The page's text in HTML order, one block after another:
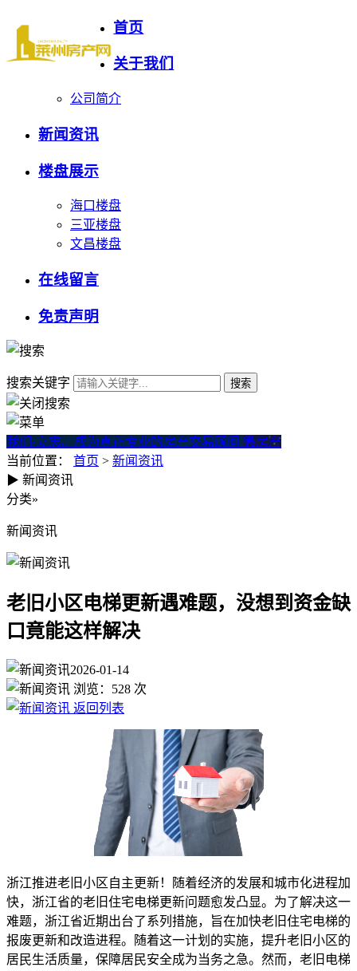
首页
关于我们
公司简介
新闻资讯
楼盘展示
海口楼盘
三亚楼盘
文昌楼盘
在线留言
免责声明
搜索关键字
我们·立志。成为真正专业的房产交易顾问 微房产
当前位置： 首页 > 新闻资讯
老旧小区电梯更新遇难题，没
▶ 新闻资讯
分类»
新闻资讯
老旧小区电梯更新遇难题，没想到资金缺
口竟能这样解决
2026-01-14
浏览： 528 次
返回列表
浙江推进老旧小区自主更新！随着经济的发展和城市化进程加
快，浙江省的老旧住宅电梯更新问题愈发凸显。为了解决这一
难题，浙江省近期出台了系列措施，旨在加快老旧住宅电梯的
报废更新和改造进程。随着这一计划的实施，提升老旧小区的
居民生活质量，保障居民安全成为当务之急。然而，老旧电梯